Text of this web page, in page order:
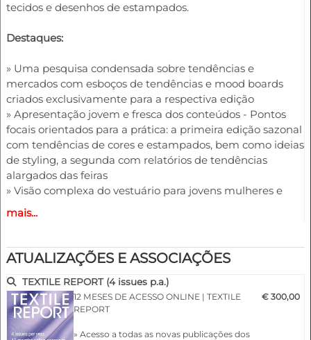
tecidos e desenhos de estampados.
Destaques:
» Uma pesquisa condensada sobre tendências e
mercados com esboços de tendências e mood boards
criados exclusivamente para a respectiva edição
» Apresentação jovem e fresca dos conteúdos - Pontos
focais orientados para a prática: a primeira edição sazonal
com tendências de cores e estampados, bem como ideias
de styling, a segunda com relatórios de tendências
alargados das feiras
» Visão complexa do vestuário para jovens mulheres e
raparigas (cores, materiais, modelos, styling, acessórios)
» Ilustração adicional dos temas através de fotografias dos
desfiles dos criadores
» Cores e harmonias de cores
mais...
ATUALIZAÇÕES E ASSOCIAÇÕES
TEXTILE REPORT (4 issues p.a.)
12 MESES DE ACESSO ONLINE | TEXTILE
REPORT
» Acesso a todas as novas publicações dos
€ 300,00